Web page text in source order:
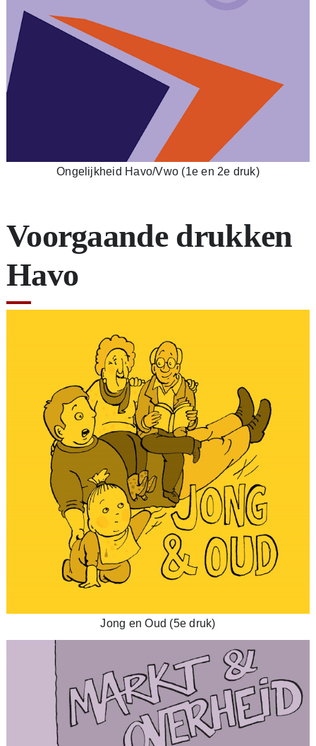
Ongelijkheid Havo/Vwo (1e en 2e druk)
Voorgaande drukken
Havo
Jong en Oud (5e druk)